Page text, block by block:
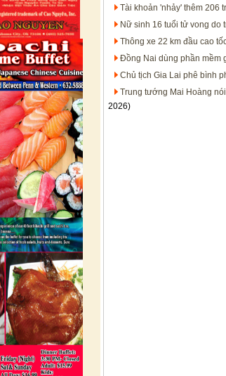
Tài khoản 'nhảy' thêm 206
Nữ sinh 16 tuổi tử vong do
Thông xe 22 km đầu cao
Đồng Nai dùng phần mềm
Chủ tịch Gia Lai phê bình
Trung tướng Mai Hoàng
2026)